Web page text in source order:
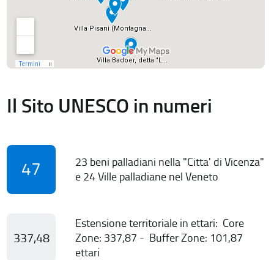
Il Sito UNESCO in numeri
47
23 beni palladiani nella "Citta' di Vicenza"
e 24 Ville palladiane nel Veneto
337,48
Estensione territoriale in ettari: Core
Zone: 337,87 - Buffer Zone: 101,87
ettari